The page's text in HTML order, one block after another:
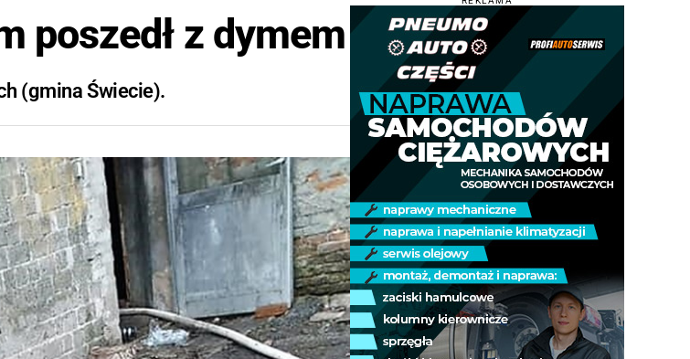
poszedł z dymem
(gmina Świecie).